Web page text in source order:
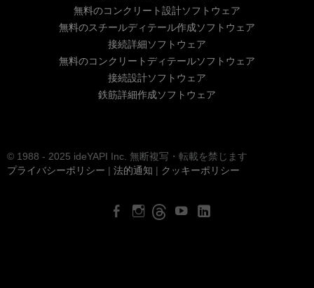
無料のコンクリート設計ソフトウェア
無料のスチールディテール作成ソフトウェア
接続詳細ソフトウェア
無料のコンクリートディテールソフトウェア
接続設計ソフトウェア
鉄筋詳細作成ソフトウェア
© 1988 - 2025 ideYAPI Inc. 無断複写・転載を禁じます
プライバシーポリシー | 法的通知 | クッキーポリシー